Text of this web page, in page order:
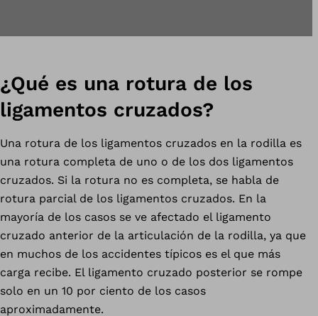
¿Qué es una rotura de los
ligamentos cruzados?
Una rotura de los ligamentos cruzados en la rodilla es
una rotura completa de uno o de los dos ligamentos
cruzados. Si la rotura no es completa, se habla de
rotura parcial de los ligamentos cruzados. En la
mayoría de los casos se ve afectado el ligamento
cruzado anterior de la articulación de la rodilla, ya que
en muchos de los accidentes típicos es el que más
carga recibe. El ligamento cruzado posterior se rompe
solo en un 10 por ciento de los casos
aproximadamente.